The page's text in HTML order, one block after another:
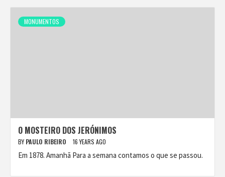
MONUMENTOS
O MOSTEIRO DOS JERÓNIMOS
BY PAULO RIBEIRO 16 YEARS AGO
Em 1878. Amanhã Para a semana contamos o que se passou.